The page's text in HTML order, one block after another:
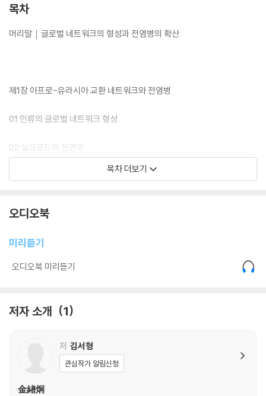
염병을 다룬 역사책들도 봇물처럼 쏟아지고 있다. 앞서 재레드 다이아몬드
지금도 의학계나 역사학계에서는 전염병의 역사에 관한 연구를 활발히 진
의학사에 한정해 역사적 인물이 걸린 질병에 초점을 맞춘다거나 전염병이
세계사에 미친 영향만을 주요하게 다룬다.
하지만 이 책 『전염병이 휩쓴 세계사』는 여기서 한 발 더 나아간다. 질병사
전염병의 영향뿐만 아니라, 전염병이 확산될 수밖에 없었던 필연적인 배경
에도 큰 방점을 둔다. 빅히스토리(거대사) 분야의 탁월한 연구자이기도 한
저자는 좀 더 거시적으로 ‘글로벌 네트워크’라는 새로운 개념을 가지고 전
글로벌 네트워크를 통해 물건이나 지식뿐만 아니라 전염병도 함께 퍼져나
가면서 역사에 광범위하게 영향을 미쳤다는 것이다.
이 책에서는 크게 고대의 ‘아프로-유라시아 교환 네트워크’, 대항해시대와
식민지시대의 ‘아메리카 네트워크’, 산업혁명 시기의 ‘산업 네트워크’, 현대
목차
머리말｜글로벌 네트워크의 형성과 전염병의 확산
제1장 아프로-유라시아 교환 네트워크와 전염병
01 인류의 글로벌 네트워크 형성
02 실크로드와 천연두
제2장 아메리카 네트워크의 결합과 전염병
02 콜럼버스의 교환과 매독
03 아프리카 노예무역과 황열병
목차 더보기
오디오북
미리듣기
오디오북 미리듣기
저자 소개 1
저 김서형
관심작가 알림신청
金緖炯